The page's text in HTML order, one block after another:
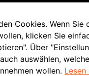
Cookies. Wenn Sie
klicken Sie
Über
auswählen,
wollen. Lesen